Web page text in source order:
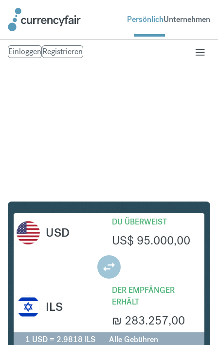
PersönlichUnternehmen
EinloggenRegistrieren
USD
DU ÜBERWEIST
US$ 95.000,00
DER EMPFÄNGER
ERHÄLT
₪ 283.257,00
ILS
1 USD = 2.9818 ILS
Alle Gebühren